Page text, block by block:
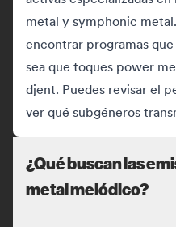
metal y symphonic
encontrar programas
sea que toques power
djent. Puedes revisar el
ver qué subgéneros
¿Qué buscan las
metal melódico?